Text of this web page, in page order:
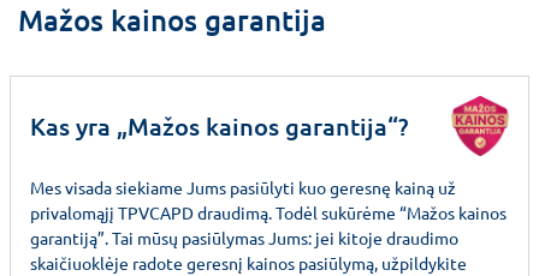
Mažos kainos garantija
Kas yra „Mažos kainos garantija“?
Mes visada siekiame Jums pasiūlyti kuo geresnę kainą už
privalomąjį TPVCAPD draudimą. Todėl sukūrėme “Mažos kainos
garantiją”. Tai mūsų pasiūlymas Jums: jei kitoje draudimo
skaičiuoklėje radote geresnį kainos pasiūlymą, užpildykite